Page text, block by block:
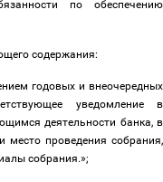
по обеспечению
содержания:
годовых и внеочередных
уведомление в
деятельности банка, в
проведения собрания,
собрания.»;